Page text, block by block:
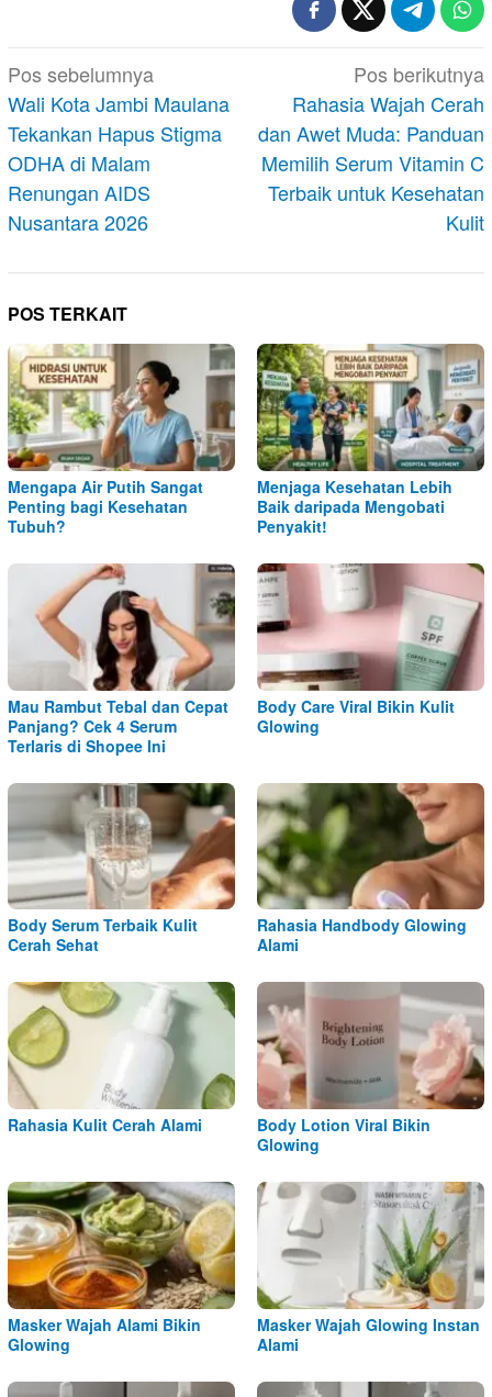
Navigasi
pos
Pos sebelumnya
Wali Kota Jambi Maulana
Tekankan Hapus Stigma
ODHA di Malam
Renungan AIDS
Nusantara 2026
Pos berikutnya
Rahasia Wajah Cerah
dan Awet Muda: Panduan
Memilih Serum Vitamin C
Terbaik untuk Kesehatan
Kulit
POS TERKAIT
Mengapa Air Putih Sangat
Penting bagi Kesehatan
Tubuh?
Menjaga Kesehatan Lebih
Baik daripada Mengobati
Penyakit!
Mau Rambut Tebal dan Cepat
Panjang? Cek 4 Serum
Terlaris di Shopee Ini
Body Care Viral Bikin Kulit
Glowing
Body Serum Terbaik Kulit
Cerah Sehat
Rahasia Handbody Glowing
Alami
Rahasia Kulit Cerah Alami
Body Lotion Viral Bikin
Glowing
Masker Wajah Alami Bikin
Glowing
Masker Wajah Glowing Instan
Alami